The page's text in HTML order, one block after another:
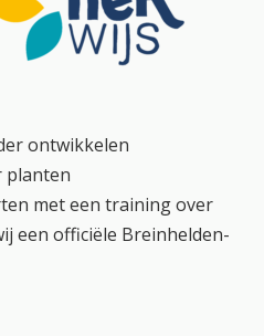
ontwikkelen
planten
met een training over
een officiële Breinhelden-